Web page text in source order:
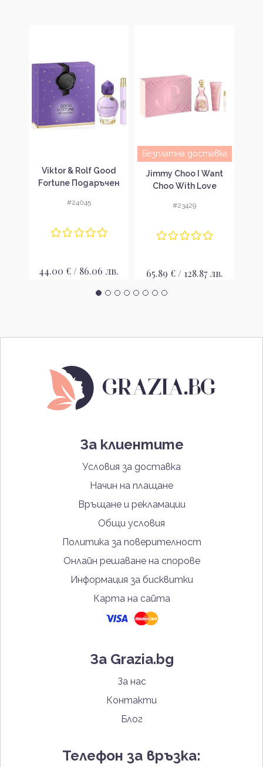
Viktor & Rolf Good
Fortune Подаръчен
#24045
44.00 € / 86.06 лв.
Безплатна доставка
Jimmy Choo I Want
Choo With Love
за жени
#23429
65.89 € / 128.87 лв.
За клиентите
Условия за доставка
Начин на плащане
Връщане и рекламации
Общи условия
Политика за поверителност
Онлайн решаване на спорове
Информация за бисквитки
Карта на сайта
За Grazia.bg
За нас
Контакти
Блог
Телефон за връзка: